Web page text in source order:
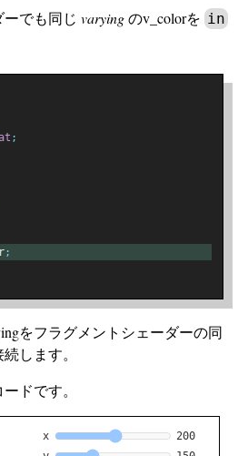
でも同じ varyingのv_colorを in
;
;
をフラグメントシェーダーの同
します。
ドです。